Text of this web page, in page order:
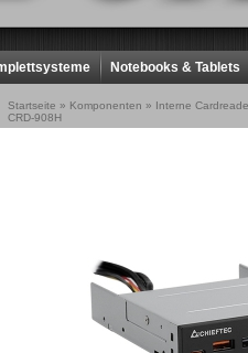
Notebooks & Tablets
Startseite » Komponenten » Interne
CRD-908H